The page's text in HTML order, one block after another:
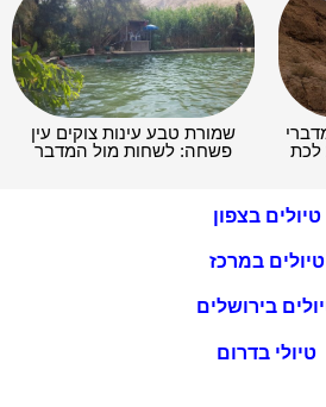
לכת
שמורת טבע עינות צוקים עין
פשחה: לשחות מול המדבר
טיולים בצפון
טיולים במרכז
בירושלים
טיולי בדרום